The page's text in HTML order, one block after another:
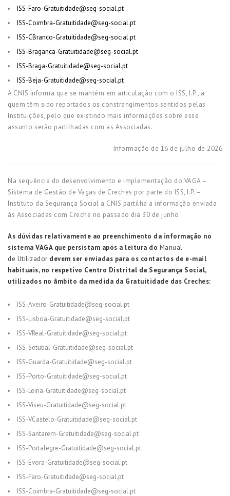
ISS-Faro-Gratuitidade@seg-social.pt
ISS-Coimbra-Gratuitidade@seg-social.pt
ISS-CBranco-Gratuitidade@seg-social.pt
ISS-Braganca-Gratuitidade@seg-social.pt
ISS-Braga-Gratuitidade@seg-social.pt
ISS-Beja-Gratuitidade@seg-social.pt
A CNIS informa que se mantém em articulação com o ISS, I.P., a
quem têm sido reportados os constrangimentos sentidos pelas
Instituições, pelo que existindo mais informações sobre esse
assunto serão partilhadas com as Associadas.
Informação de 16 de julho de 2026
Na sequência do desenvolvimento e implementação do VAGA –
Sistema de Gestão de Vagas de Creches por parte do ISS, I.P. –
Instituto da Segurança Social a CNIS partilha a informação enviada
às Associadas com Creche no passado dia 30 de junho.
As dúvidas relativamente ao preenchimento da informação no
sistema VAGA que persistam após a leitura do Manual
de Utilizador devem ser enviadas para os contactos de e-mail
habituais, no respetivo Centro Distrital da Segurança Social,
utilizados no âmbito da medida da Gratuitidade das Creches:
ISS-Aveiro-Gratuitidade@seg-social.pt
ISS-Lisboa-Gratuitidade@seg-social.pt
ISS-VReal-Gratuitidade@seg-social.pt
ISS-Setubal-Gratuitidade@seg-social.pt
ISS-Guarda-Gratuitidade@seg-social.pt
ISS-Porto-Gratuitidade@seg-social.pt
ISS-Leiria-Gratuitidade@seg-social.pt
ISS-Viseu-Gratuitidade@seg-social.pt
ISS-VCastelo-Gratuitidade@seg-social.pt
ISS-Santarem-Gratuitidade@seg-social.pt
ISS-Portalegre-Gratuitidade@seg-social.pt
ISS-Evora-Gratuitidade@seg-social.pt
ISS-Faro-Gratuitidade@seg-social.pt
ISS-Coimbra-Gratuitidade@seg-social.pt